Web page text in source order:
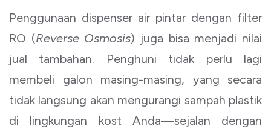
Penggunaan dispenser air pintar dengan filter
RO (Reverse Osmosis) juga bisa menjadi nilai
jual tambahan. Penghuni tidak perlu lagi
membeli galon masing-masing, yang secara
tidak langsung akan mengurangi sampah plastik
di lingkungan kost Anda—sejalan dengan